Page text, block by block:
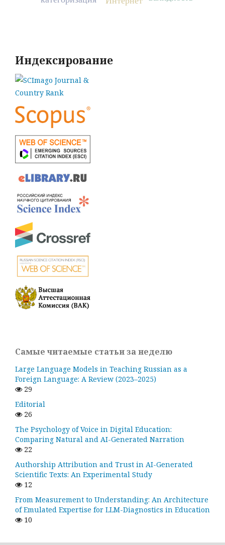
Индексирование
Самые читаемые статьи за неделю
Large Language Models in Teaching Russian as a
Foreign Language: A Review (2023–2025)
29
Editorial
26
The Psychology of Voice in Digital Education:
Comparing Natural and AI-Generated Narration
22
Authorship Attribution and Trust in AI-Generated
Scientific Texts: An Experimental Study
12
From Measurement to Understanding: An Architecture
of Emulated Expertise for LLM-Diagnostics in Education
10